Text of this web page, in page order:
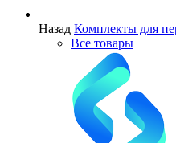
Назад Комплекты для
Все товары